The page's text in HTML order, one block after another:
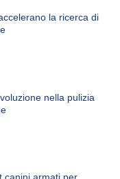
la ricerca di
nella pulizia